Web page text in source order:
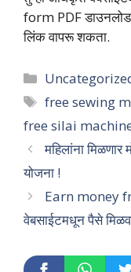
form PDF
लिंक वापरू शकता.
Categories
Tags
free sewing
free silai
महिलांना
योजना !
Earn money
वेबसाईटमधून पैसे